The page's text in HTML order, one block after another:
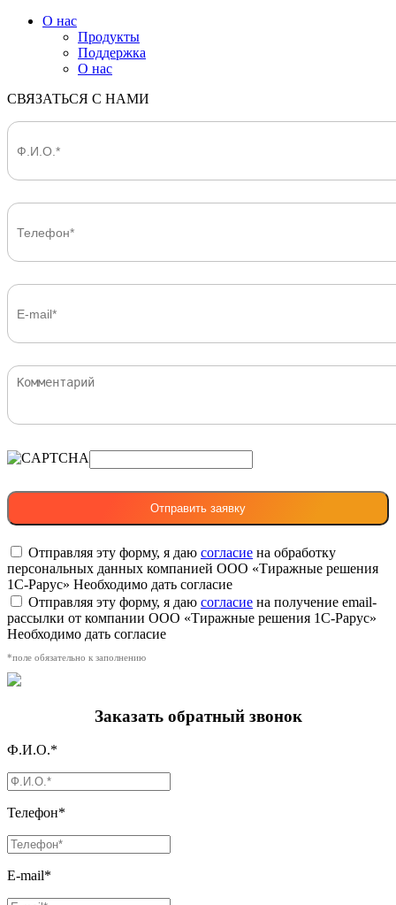
О нас
Продукты
Поддержка
О нас
СВЯЗАТЬСЯ С НАМИ
Отправляя эту форму, я даю согласие на обработку
персональных данных компанией ООО «Тиражные решения
1С-Рарус» Необходимо дать согласие
Отправляя эту форму, я даю согласие на получение email-
рассылки от компании ООО «Тиражные решения 1С-Рарус»
Необходимо дать согласие
*поле обязательно к заполнению
Заказать обратный звонок
Ф.И.О.*
Телефон*
E-mail*